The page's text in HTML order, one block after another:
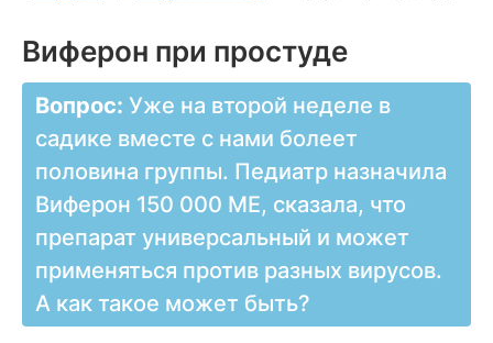
Виферон при простуде
Вопрос: Уже на второй неделе в
садике вместе с нами болеет
половина группы. Педиатр назначила
Виферон 150 000 МЕ, сказала, что
препарат универсальный и может
применяться против разных вирусов.
А как такое может быть?